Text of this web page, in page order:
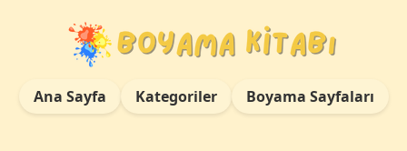
Ana Sayfa Kategoriler Boyama Sayfaları